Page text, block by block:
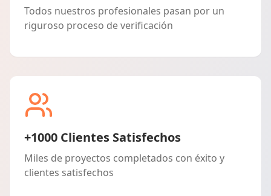
Todos nuestros profesionales pasan por un
riguroso proceso de verificación
+1000 Clientes Satisfechos
Miles de proyectos completados con éxito y
clientes satisfechos